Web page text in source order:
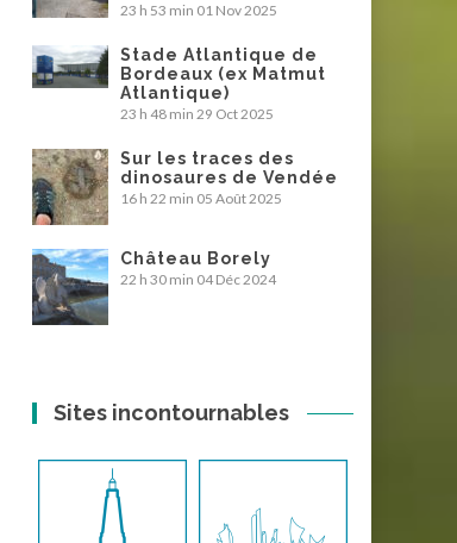
23 h 53 min 01 Nov 2025
Stade Atlantique de
Bordeaux (ex Matmut
Atlantique)
23 h 48 min 29 Oct 2025
Sur les traces des
dinosaures de Vendée
16 h 22 min 05 Août 2025
Château Borely
22 h 30 min 04 Déc 2024
Sites incontournables